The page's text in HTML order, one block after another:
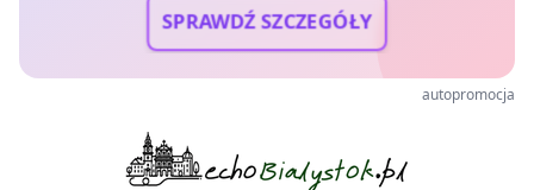
SPRAWDŹ SZCZEGÓŁY
autopromocja